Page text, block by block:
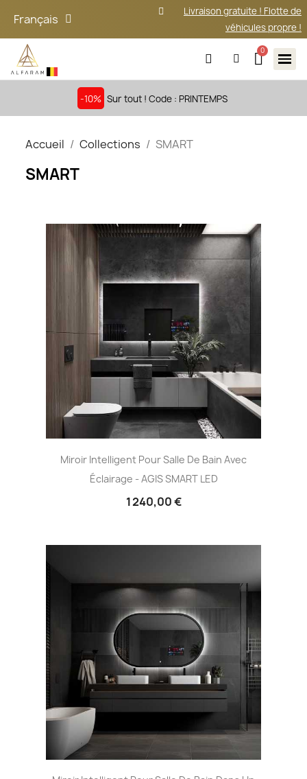
Français
Livraison gratuite ! Flotte de
véhicules propre !
-10% Sur tout ! Code : PRINTEMPS
Accueil Collections SMART
SMART
Miroir Intelligent Pour Salle De Bain Avec
Éclairage - AGIS SMART LED
1 240,00 €